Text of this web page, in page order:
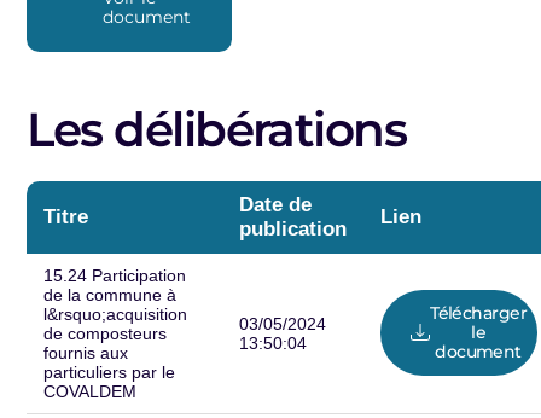
document
Les délibérations
Titre
Date de
publication
Lien
15.24 Participation
de la commune à
l&rsquo;acquisition
de composteurs
fournis aux
particuliers par le
COVALDEM
03/05/2024
13:50:04
Télécharger
le
document